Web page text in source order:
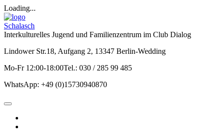
Loading...
Schalasch
Interkulturelles Jugend und Familienzentrum im Club Dialog
Lindower Str.18, Aufgang 2, 13347 Berlin-Wedding
Mo-Fr 12:00-18:00Tel.: 030 / 285 99 485
WhatsApp: +49 (0)15730940870